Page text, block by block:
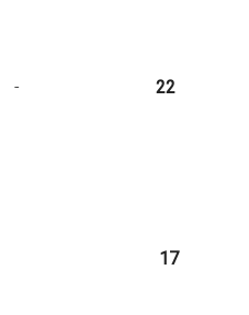
11 - - 22
- - 17